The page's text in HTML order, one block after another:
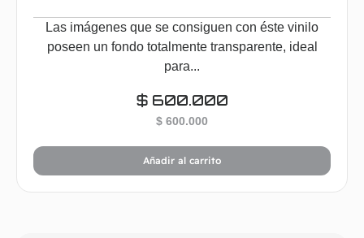
Las imágenes que se consiguen con éste vinilo
poseen un fondo totalmente transparente, ideal
para...
$600.000
$ 600.000
Añadir al carrito